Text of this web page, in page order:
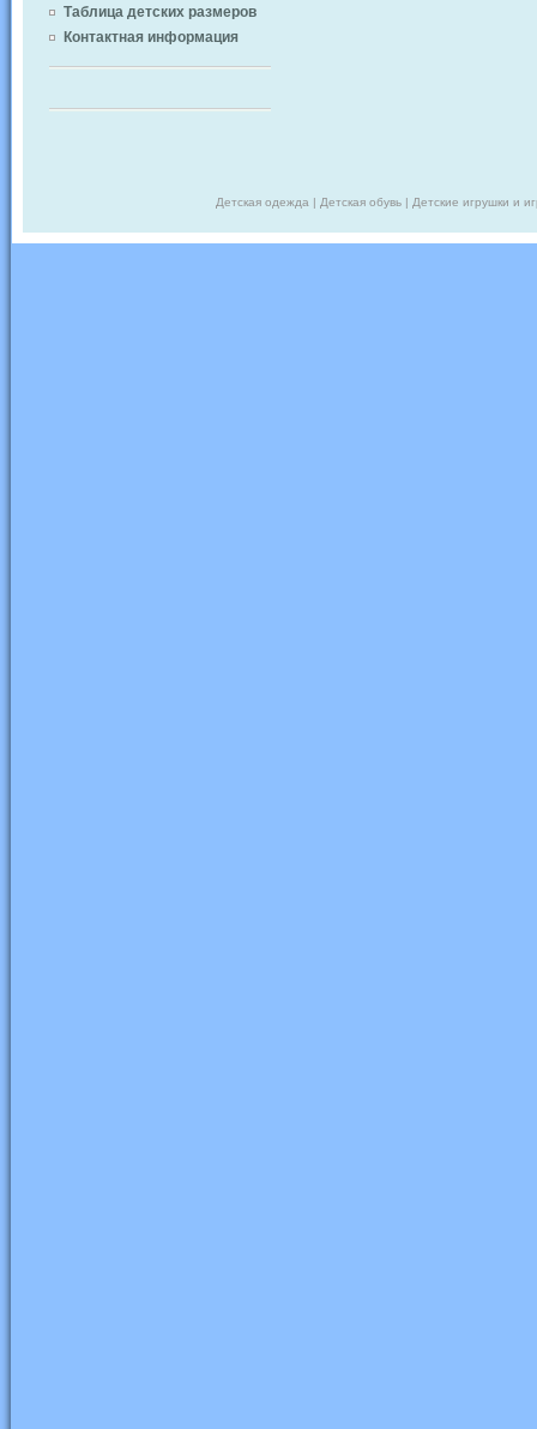
Таблица детских размеров
Контактная информация
Детская одежда | Детская обувь | Детские игрушки